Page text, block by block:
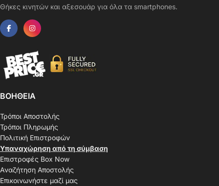
Θήκες κινητών και αξεσουάρ για όλα τα smartphones.
ΒΟΗΘΕΙΑ
Τρόποι Αποστολής
Τρόποι Πληρωμής
Πολιτική Επιστροφών
Υπαναχώρηση από τη σύμβαση
Επιστροφές Box Now
Αναζήτηση Αποστολής
Επικοινωνήστε μαζί μας